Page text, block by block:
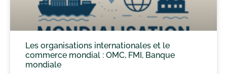
Les organisations internationales et le
commerce mondial : OMC, FMI, Banque
mondiale